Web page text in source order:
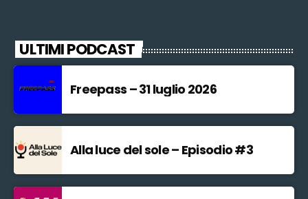
ULTIMI PODCAST
Freepass – 31 luglio 2026
Alla luce del sole – Episodio #3